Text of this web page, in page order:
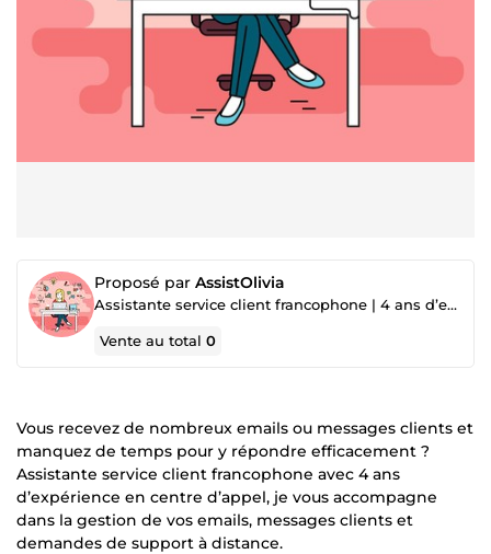
Proposé par AssistOlivia
Assistante service client francophone | 4 ans d’expérience | Emails, messages et SAV à distance
Vente au total0
Vous recevez de nombreux emails ou messages clients et
manquez de temps pour y répondre efficacement ?
Assistante service client francophone avec 4 ans
d’expérience en centre d’appel, je vous accompagne
dans la gestion de vos emails, messages clients et
demandes de support à distance.